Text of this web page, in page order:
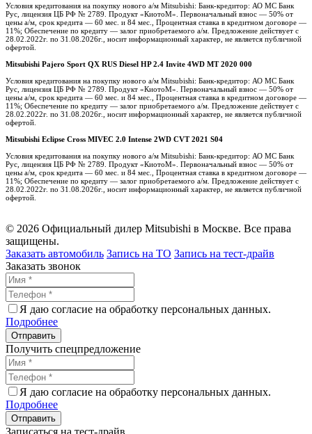
Условия кредитования на покупку нового а/м Mitsubishi: Банк-кредитор: АО МС Банк
Рус, лицензия ЦБ РФ № 2789. Продукт «КиотоМ». Первоначальный взнос — 50% от
цены а/м, срок кредита — 60 мес. и 84 мес., Процентная ставка в кредитном договоре —
11%; Обеспечение по кредиту — залог приобретаемого а/м. Предложение действует с
28.02.2022г. по 31.08.2026г., носит информационный характер, не является публичной
офертой.
Mitsubishi Pajero Sport QX RUS Diesel HP 2.4 Invite 4WD MT 2020 000
Условия кредитования на покупку нового а/м Mitsubishi: Банк-кредитор: АО МС Банк
Рус, лицензия ЦБ РФ № 2789. Продукт «КиотоМ». Первоначальный взнос — 50% от
цены а/м, срок кредита — 60 мес. и 84 мес., Процентная ставка в кредитном договоре —
11%; Обеспечение по кредиту — залог приобретаемого а/м. Предложение действует с
28.02.2022г. по 31.08.2026г., носит информационный характер, не является публичной
офертой.
Mitsubishi Eclipse Cross MIVEC 2.0 Intense 2WD CVT 2021 S04
Условия кредитования на покупку нового а/м Mitsubishi: Банк-кредитор: АО МС Банк
Рус, лицензия ЦБ РФ № 2789. Продукт «КиотоМ». Первоначальный взнос — 50% от
цены а/м, срок кредита — 60 мес. и 84 мес., Процентная ставка в кредитном договоре —
11%; Обеспечение по кредиту — залог приобретаемого а/м. Предложение действует с
28.02.2022г. по 31.08.2026г., носит информационный характер, не является публичной
офертой.
© 2026 Официальный дилер Mitsubishi в Москве. Все права
защищены.
Заказать автомобиль Запись на ТО Запись на тест-драйв
Заказать звонок
Я даю согласие на обработку персональных данных.
Подробнее
Получить спецпредложение
Я даю согласие на обработку персональных данных.
Подробнее
Записаться на тест-драйв